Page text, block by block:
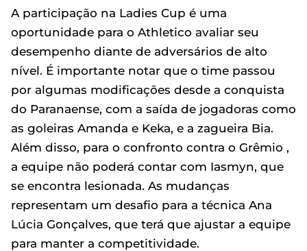
A participação na Ladies Cup é uma
oportunidade para o Athletico avaliar seu
desempenho diante de adversários de alto
nível. É importante notar que o time passou
por algumas modificações desde a conquista
do Paranaense, com a saída de jogadoras como
as goleiras Amanda e Keka, e a zagueira Bia.
Além disso, para o confronto contra o Grêmio ,
a equipe não poderá contar com Iasmyn, que
se encontra lesionada. As mudanças
representam um desafio para a técnica Ana
Lúcia Gonçalves, que terá que ajustar a equipe
para manter a competitividade.